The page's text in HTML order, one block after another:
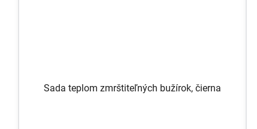
Sada teplom zmrštiteľných bužírok, čierna